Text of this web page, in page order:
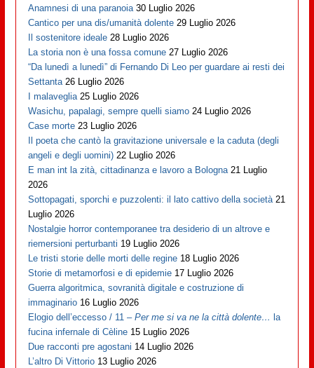
Anamnesi di una paranoia 30 Luglio 2026
Cantico per una dis/umanità dolente 29 Luglio 2026
Il sostenitore ideale 28 Luglio 2026
La storia non è una fossa comune 27 Luglio 2026
“Da lunedì a lunedì” di Fernando Di Leo per guardare ai resti dei
Settanta 26 Luglio 2026
I malaveglia 25 Luglio 2026
Wasichu, papalagi, sempre quelli siamo 24 Luglio 2026
Case morte 23 Luglio 2026
Il poeta che cantò la gravitazione universale e la caduta (degli
angeli e degli uomini) 22 Luglio 2026
E man int la zità, cittadinanza e lavoro a Bologna 21 Luglio
2026
Sottopagati, sporchi e puzzolenti: il lato cattivo della società 21
Luglio 2026
Nostalgie horror contemporanee tra desiderio di un altrove e
riemersioni perturbanti 19 Luglio 2026
Le tristi storie delle morti delle regine 18 Luglio 2026
Storie di metamorfosi e di epidemie 17 Luglio 2026
Guerra algoritmica, sovranità digitale e costruzione di
immaginario 16 Luglio 2026
Elogio dell’eccesso / 11 –Per me si va ne la città dolente… la
fucina infernale di Cèline 15 Luglio 2026
Due racconti pre agostani 14 Luglio 2026
L’altro Di Vittorio 13 Luglio 2026